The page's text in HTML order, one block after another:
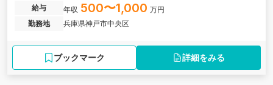
行う大学発スタートアップ企業の求人です。
給与 年収 500〜1,000 万円
勤務地
兵庫県神戸市中央区
ブックマーク 詳細をみる